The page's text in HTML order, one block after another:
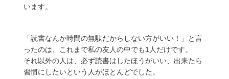
います。
「読書なんか時間の無駄だからしない方がいい！」と言
ったのは、これまで私の友人の中でも1人だけです。
それ以外の人は、必ず読書はしたほうがいい、出来たら
習慣にしたいという人がほとんどでした。